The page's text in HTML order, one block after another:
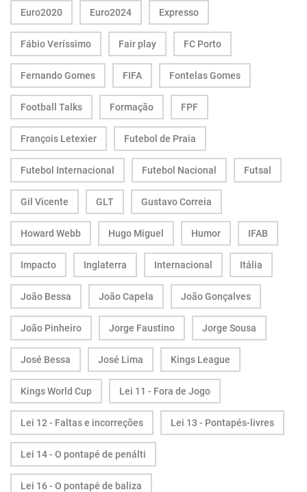
Euro2020 Euro2024 Expresso
Fábio Veríssimo Fair play FC Porto
Fernando Gomes FIFA Fontelas Gomes
Football Talks Formação FPF
François Letexier Futebol de Praia
Futebol Internacional Futebol Nacional Futsal
Gil Vicente GLT Gustavo Correia
Howard Webb Hugo Miguel Humor IFAB
Impacto Inglaterra Internacional Itália
João Bessa João Capela João Gonçalves
João Pinheiro Jorge Faustino Jorge Sousa
José Bessa José Lima Kings League
Kings World Cup Lei 11 - Fora de Jogo
Lei 12 - Faltas e incorreções Lei 13 - Pontapés-livres
Lei 14 - O pontapé de penálti
Lei 16 - O pontapé de baliza